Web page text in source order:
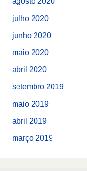
julho 2020
junho 2020
maio 2020
abril 2020
setembro 2019
maio 2019
abril 2019
março 2019